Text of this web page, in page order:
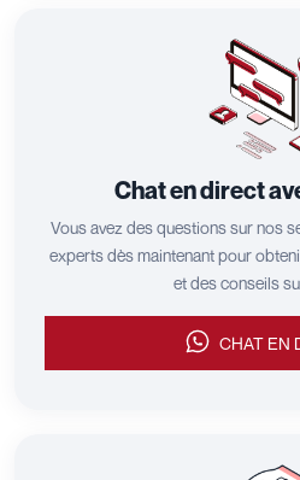
Chat en direct
Vous avez des questions sur nos
experts dès maintenant pour
et des conseils
CHAT EN